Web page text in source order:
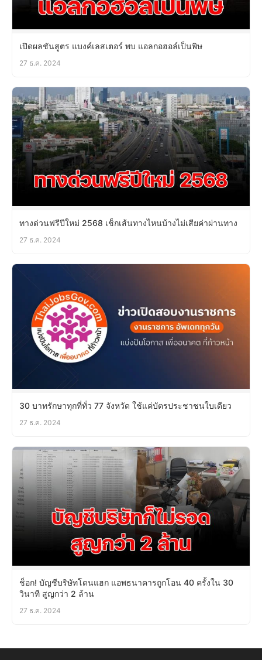
เปิดผลชันสูตร แบงค์เลสเตอร์ พบ แอลกอฮอล์เป็นพิษ
27 ธ.ค. 2024
ทางด่วนฟรีปีใหม่ 2568 เช็กเส้นทางไหนบ้างไม่เสียค่าผ่านทาง
27 ธ.ค. 2024
30 บาทรักษาทุกที่ทั่ว 77 จังหวัด ใช้แค่บัตรประชาชนใบเดียว
27 ธ.ค. 2024
ช็อก! บัญชีบริษัทโดนแฮก แอพธนาคารถูกโอน 40 ครั้งใน 30
วินาที สูญกว่า 2 ล้าน
27 ธ.ค. 2024